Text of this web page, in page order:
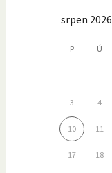
srpen 2026
P Ú
3 4
10 11
17 18